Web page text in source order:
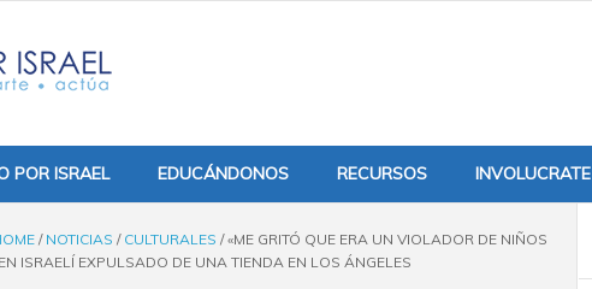
POR ISRAEL EDUCÁNDONOS RECURSOS INVOLUCRATE
/ NOTICIAS / CULTURALES /«ME GRITÓ QUE ERA UN VIOLADOR DE NIÑOS
ISRAELÍ EXPULSADO DE UNA TIENDA EN LOS ÁNGELES